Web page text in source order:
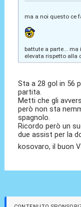
ma a noi questo ce
battute a parte... ma
elevata rispetto alla
Sta a 28 gol in 56
partita.
Metti che gli
però non sta
spagnolo.
Ricordo però un
due assist per la
kosovaro, il buon